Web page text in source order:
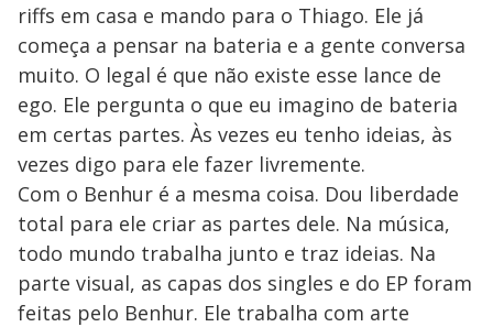
riffs em casa e mando para o Thiago. Ele já
começa a pensar na bateria e a gente conversa
muito. O legal é que não existe esse lance de
ego. Ele pergunta o que eu imagino de bateria
em certas partes. Às vezes eu tenho ideias, às
vezes digo para ele fazer livremente.
Com o Benhur é a mesma coisa. Dou liberdade
total para ele criar as partes dele. Na música,
todo mundo trabalha junto e traz ideias. Na
parte visual, as capas dos singles e do EP foram
feitas pelo Benhur. Ele trabalha com arte